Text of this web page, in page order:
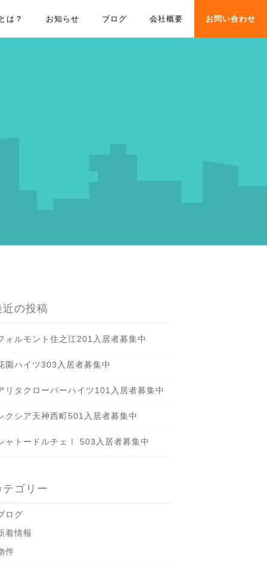
は？ お知らせ ブログ 会社概要 お問い合わせ
近の投稿
ォルモント住之江201入居者募集中
園ハイツ303入居者募集中
リタクローバーハイツ101入居者募集中
クシア天神西町501入居者募集中
ャトードルチェⅠ 503入居者募集中
テゴリー
ログ
着情報
件